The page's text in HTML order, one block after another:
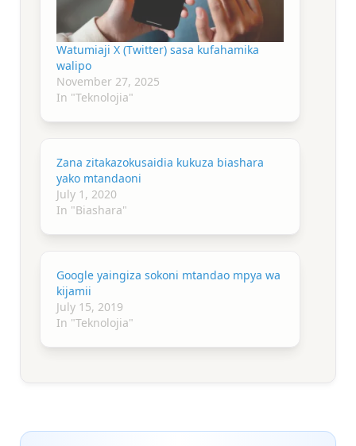
Watumiaji X (Twitter) sasa kufahamika
walipo
November 27, 2025
In "Teknolojia"
Zana zitakazokusaidia kukuza biashara
yako mtandaoni
July 1, 2020
In "Biashara"
Google yaingiza sokoni mtandao mpya wa
kijamii
July 15, 2019
In "Teknolojia"